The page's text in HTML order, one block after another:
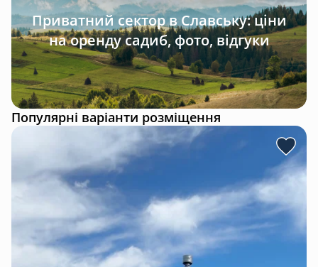
Приватний сектор в Славську: ціни
на оренду садиб, фото, відгуки
Популярні варіанти розміщення